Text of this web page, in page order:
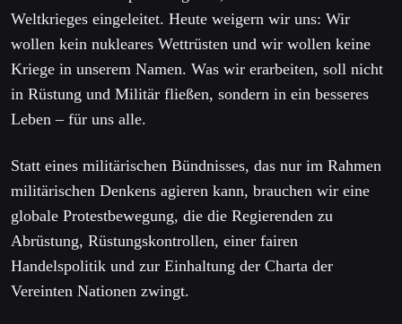
Weltkrieges eingeleitet. Heute weigern wir uns: Wir
wollen kein nukleares Wettrüsten und wir wollen keine
Kriege in unserem Namen. Was wir erarbeiten, soll nicht
in Rüstung und Militär fließen, sondern in ein besseres
Leben – für uns alle.
Statt eines militärischen Bündnisses, das nur im Rahmen
militärischen Denkens agieren kann, brauchen wir eine
globale Protestbewegung, die die Regierenden zu
Abrüstung, Rüstungskontrollen, einer fairen
Handelspolitik und zur Einhaltung der Charta der
Vereinten Nationen zwingt.